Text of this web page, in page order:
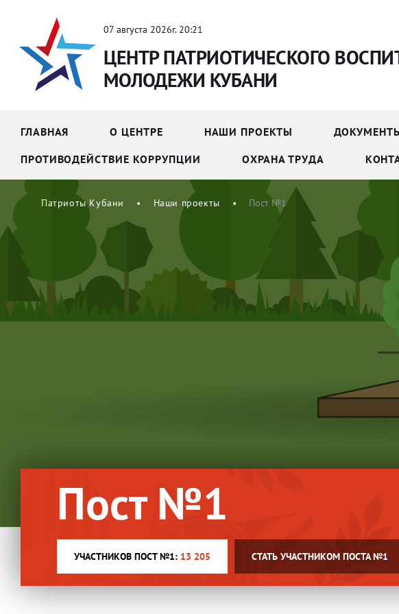
07 августа 2026г. 20:21
ЦЕНТР ПАТРИОТИЧЕСКОГО
МОЛОДЕЖИ КУБАНИ
ГЛАВНАЯ О ЦЕНТРЕ НАШИ ПРОЕКТЫ
ПРОТИВОДЕЙСТВИЕ КОРРУПЦИИ
ОХРАНА ТРУДА
Патриоты Кубани Наши проекты Пост №1
Пост №1
УЧАСТНИКОВ ПОСТ №1: 13 205 СТАТЬ УЧАСТНИКОМ ПОСТА №1